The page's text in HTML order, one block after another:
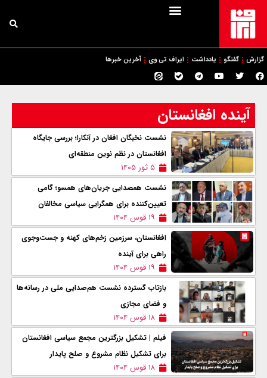
گزارش گفتگو یادداشت ایراف تی وی آخرین خبرها
آینده افغانستان
نشست نخبگان افغان در آنکارا؛ بررسی جایگاه
افغانستان در نظم نوین منطقه‌ای
۵ ثور ۱۴۰۵
نشست همصدایی جریان‌های همسو؛ گامی
تعیین‌کننده برای همگرایی سیاسی مخالفان
۱۹ قوس ۱۴۰۴
افغانستان، سرزمین زخم‌های کهنه و جست‌وجوی
راهی برای آینده
۱۹ قوس ۱۴۰۴
بازتاب گسترده نشست هم‌صدایی ملی در رسانه‌ها
و فضای مجازی
۱۸ قوس ۱۴۰۴
فیلم | تشکیل بزرگترین مجمع سیاسی افغانستان
برای تشکیل نظام مشروع و صلح پایدار
۱۸ قوس ۱۴۰۴